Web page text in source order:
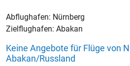
Abflughafen: Nürnberg
Zielflughafen: Abakan
Keine Angebote für Flüge von
Abakan/Russland